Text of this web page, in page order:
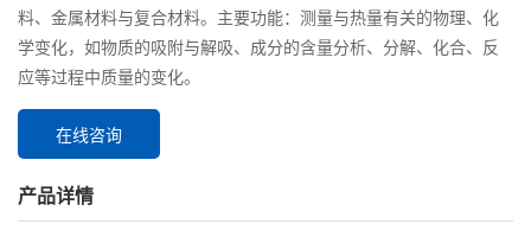
料、金属材料与复合材料。主要功能：测量与热量有关的物理、化
学变化，如物质的吸附与解吸、成分的含量分析、分解、化合、反
应等过程中质量的变化。
在线咨询
产品详情